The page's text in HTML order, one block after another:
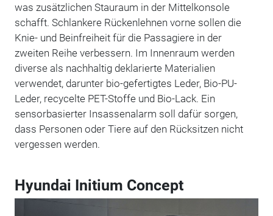
was zusätzlichen Stauraum in der Mittelkonsole
schafft. Schlankere Rückenlehnen vorne sollen die
Knie- und Beinfreiheit für die Passagiere in der
zweiten Reihe verbessern. Im Innenraum werden
diverse als nachhaltig deklarierte Materialien
verwendet, darunter bio-gefertigtes Leder, Bio-PU-
Leder, recycelte PET-Stoffe und Bio-Lack. Ein
sensorbasierter Insassenalarm soll dafür sorgen,
dass Personen oder Tiere auf den Rücksitzen nicht
vergessen werden.
Hyundai Initium Concept